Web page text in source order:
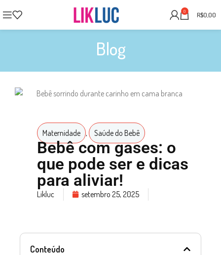
0 R$0,00
Blog
Maternidade , Saúde do Bebê
Bebê com gases: o
que pode ser e dicas
para aliviar!
Likluc setembro 25, 2025
Conteúdo